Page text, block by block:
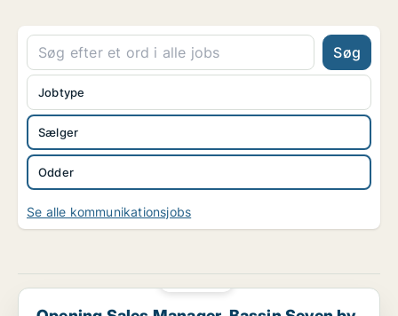
Søg
Sælger
Odder
Jobtype
Se alle kommunikationsjobs
Opening Sales Manager, Bassin Seven by Scandic, Aa...